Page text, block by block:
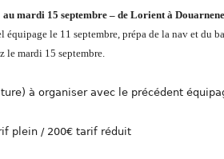
au mardi 15 septembre – de Lorient à
équipage le 11 septembre, prépa de la nav et du
le mardi 15 septembre.
à organiser avec le précédent
plein / 200€ tarif réduit